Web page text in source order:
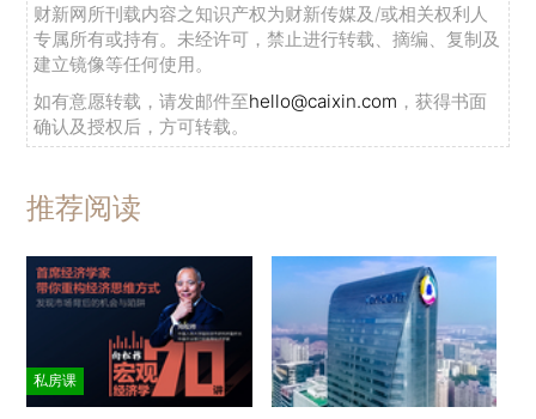
财新网所刊载内容之知识产权为财新传媒及/或相关权利人
专属所有或持有。未经许可，禁止进行转载、摘编、复制及
建立镜像等任何使用。
如有意愿转载，请发邮件至hello@caixin.com ，获得书面
确认及授权后，方可转载。
推荐阅读
私房课